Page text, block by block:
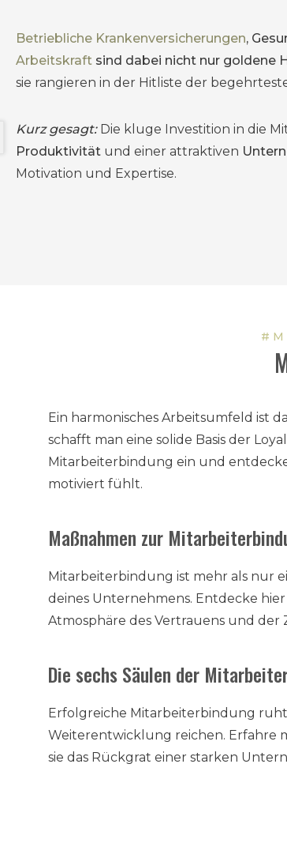
Betriebliche Krankenversicherungen,
Arbeitskraft sind dabei nicht nur goldene
sie rangieren in der Hitliste der
Kurz gesagt: Die kluge Investition in die
Produktivität und einer attraktiven
Motivation und Expertise.
Ein harmonisches Arbeitsumfeld ist
schafft man eine solide Basis der
Mitarbeiterbindung ein und
motiviert fühlt.
Maßnahmen zur
Mitarbeiterbindung ist mehr als nur
deines Unternehmens. Entdecke
Atmosphäre des Vertrauens und der
Die sechs Säulen der
Erfolgreiche Mitarbeiterbindung ruht
Weiterentwicklung reichen. Erfahre
sie das Rückgrat einer starken